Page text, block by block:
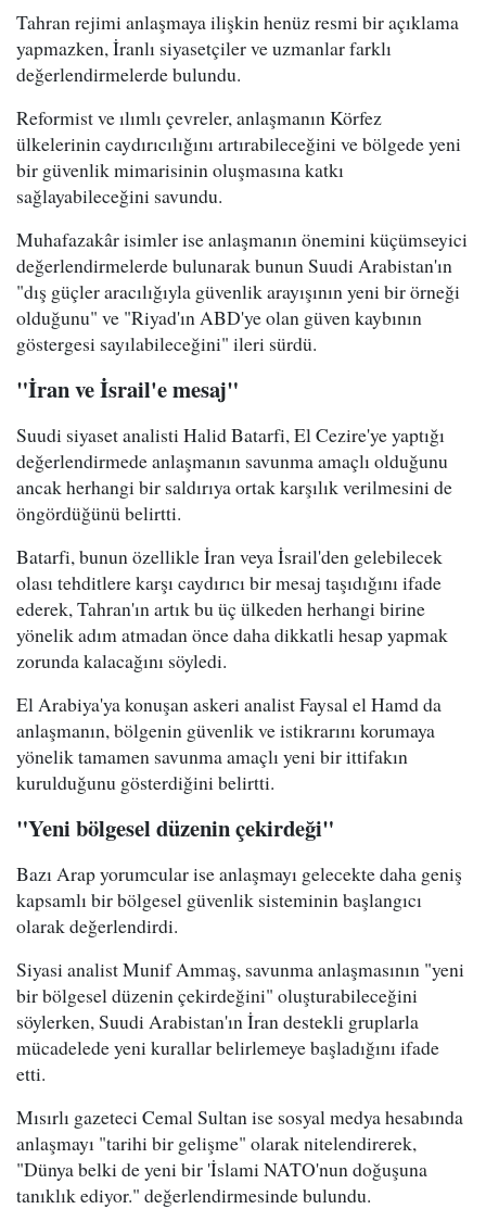
Tahran rejimi anlaşmaya ilişkin henüz resmi bir açıklama
yapmazken, İranlı siyasetçiler ve uzmanlar farklı
değerlendirmelerde bulundu.
Reformist ve ılımlı çevreler, anlaşmanın Körfez
ülkelerinin caydırıcılığını artırabileceğini ve bölgede yeni
bir güvenlik mimarisinin oluşmasına katkı
sağlayabileceğini savundu.
Muhafazakâr isimler ise anlaşmanın önemini küçümseyici
değerlendirmelerde bulunarak bunun Suudi Arabistan'ın
"dış güçler aracılığıyla güvenlik arayışının yeni bir örneği
olduğunu" ve "Riyad'ın ABD'ye olan güven kaybının
göstergesi sayılabileceğini" ileri sürdü.
"İran ve İsrail'e mesaj"
Suudi siyaset analisti Halid Batarfi, El Cezire'ye yaptığı
değerlendirmede anlaşmanın savunma amaçlı olduğunu
ancak herhangi bir saldırıya ortak karşılık verilmesini de
öngördüğünü belirtti.
Batarfi, bunun özellikle İran veya İsrail'den gelebilecek
olası tehditlere karşı caydırıcı bir mesaj taşıdığını ifade
ederek, Tahran'ın artık bu üç ülkeden herhangi birine
yönelik adım atmadan önce daha dikkatli hesap yapmak
zorunda kalacağını söyledi.
El Arabiya'ya konuşan askeri analist Faysal el Hamd da
anlaşmanın, bölgenin güvenlik ve istikrarını korumaya
yönelik tamamen savunma amaçlı yeni bir ittifakın
kurulduğunu gösterdiğini belirtti.
"Yeni bölgesel düzenin çekirdeği"
Bazı Arap yorumcular ise anlaşmayı gelecekte daha geniş
kapsamlı bir bölgesel güvenlik sisteminin başlangıcı
olarak değerlendirdi.
Siyasi analist Munif Ammaş, savunma anlaşmasının "yeni
bir bölgesel düzenin çekirdeğini" oluşturabileceğini
söylerken, Suudi Arabistan'ın İran destekli gruplarla
mücadelede yeni kurallar belirlemeye başladığını ifade
etti.
Mısırlı gazeteci Cemal Sultan ise sosyal medya hesabında
anlaşmayı "tarihi bir gelişme" olarak nitelendirerek,
"Dünya belki de yeni bir 'İslami NATO'nun doğuşuna
tanıklık ediyor." değerlendirmesinde bulundu.